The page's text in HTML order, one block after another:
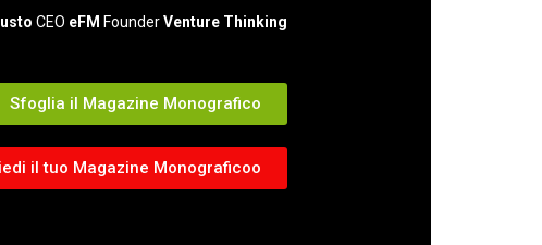
CEO eFM FounderVenture Thinking
Sfoglia il Magazine Monografico
il tuo Magazine Monograficoo